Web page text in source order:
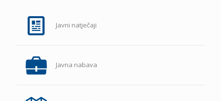
Javni natječaji
Javna nabava